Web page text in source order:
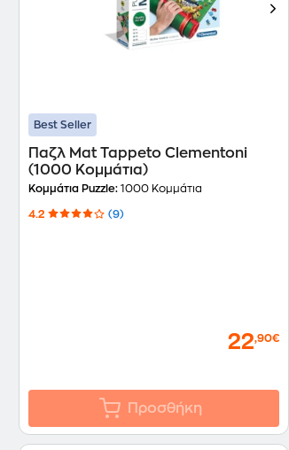
Best Seller
Παζλ Mat Tappeto Clementoni
(1000 Κομμάτια)
Κομμάτια Puzzle: 1000 Κομμάτια
4.2 (9)
22,90€
Προσθήκη